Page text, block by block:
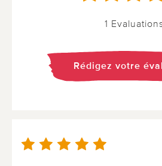
1
Rédigez votre